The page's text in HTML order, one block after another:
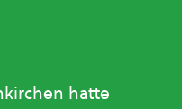
hatte